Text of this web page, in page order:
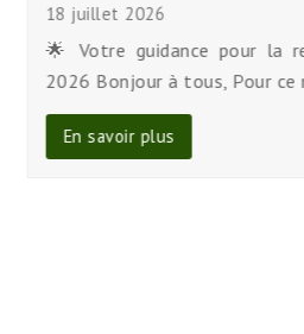
18 juillet 2026
🌟 Votre guidance pour la
2026 Bonjour à tous, Pour ce
En savoir plus